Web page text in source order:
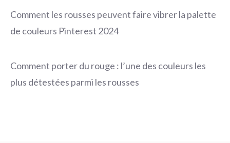
Comment les rousses peuvent faire vibrer la palette
de couleurs Pinterest 2024
Comment porter du rouge : l’une des couleurs les
plus détestées parmi les rousses